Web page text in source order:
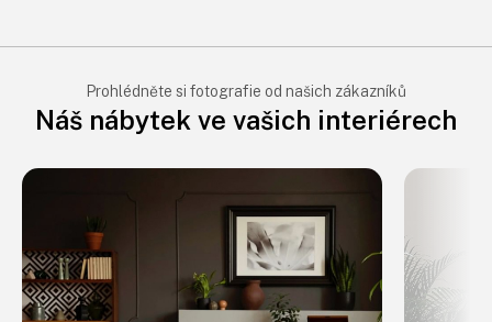
Prohlédněte si fotografie od našich zákazníků
Náš nábytek ve vašich interiérech